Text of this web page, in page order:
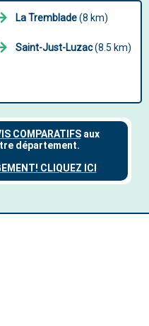
La Tremblade(8 km)
Saint-Just-Luzac(8.5 km)